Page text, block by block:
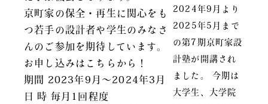
京町家の保全・再生に関心をも
つ若手の設計者や学生のみなさ
んのご参加を期待しています。
お申し込みはこちらから！
期間 2023年9月～2024年3月
日 時 毎月1回程度
2024年9月より
2025年5月まで
の第7期京町家設
計塾が開講され
ました。 今期は
大学生、大学院